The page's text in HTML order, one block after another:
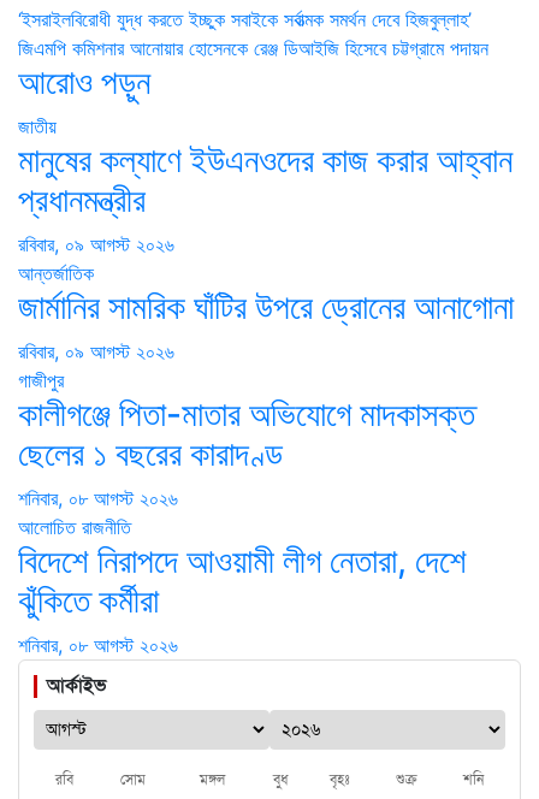
Post
navigation
‘ইসরাইলবিরোধী যুদ্ধ করতে ইচ্ছুক সবাইকে সর্বাত্মক সমর্থন দেবে হিজবুল্লাহ’
জিএমপি কমিশনার আনোয়ার হোসেনকে রেঞ্জ ডিআইজি হিসেবে চট্টগ্রামে পদায়ন
আরোও পড়ুন
জাতীয়
মানুষের কল্যাণে ইউএনওদের কাজ করার আহ্বান
প্রধানমন্ত্রীর
রবিবার, ০৯ আগস্ট ২০২৬
আন্তর্জাতিক
জার্মানির সামরিক ঘাঁটির উপরে ড্রোনের আনাগোনা
রবিবার, ০৯ আগস্ট ২০২৬
গাজীপুর
কালীগঞ্জে পিতা-মাতার অভিযোগে মাদকাসক্ত
ছেলের ১ বছরের কারাদণ্ড
শনিবার, ০৮ আগস্ট ২০২৬
আলোচিত রাজনীতি
বিদেশে নিরাপদে আওয়ামী লীগ নেতারা, দেশে
ঝুঁকিতে কর্মীরা
শনিবার, ০৮ আগস্ট ২০২৬
আর্কাইভ
রবি সোম মঙ্গল বুধ বৃহঃ শুক্র শনি